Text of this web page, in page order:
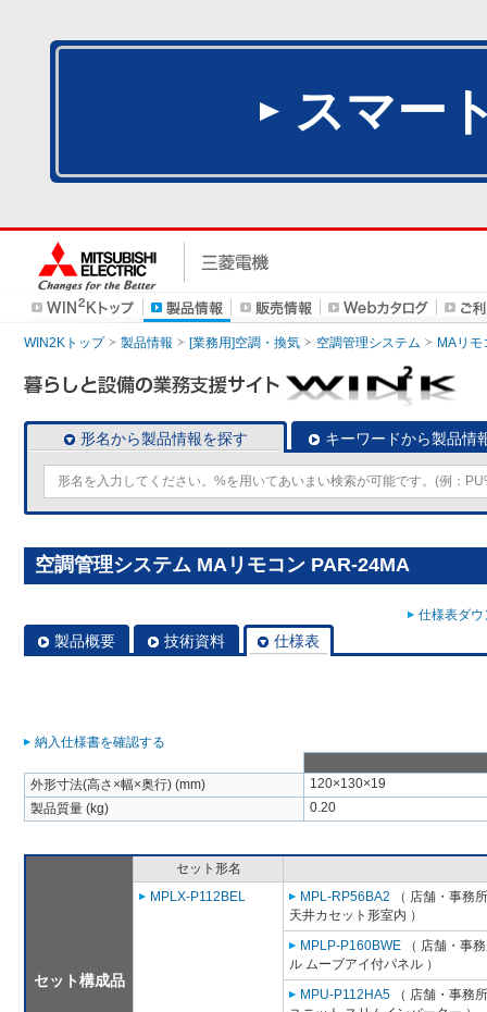
スマー
WIN2Kトップ 製品情報 [業務用]空調・換気 空調管理システム MAリモ
形名から製品情報を探す キーワードから製品情
空調管理システム MAリモコン PAR-24MA
仕様表ダ
製品概要 技術資料 仕様表
納入仕様書を確認する
外形寸法(高さ×幅×奥行) (mm)
120×130×19
製品質量 (kg)
0.20
セット構成品
セット形名
MPLX-P112BEL
MPL-RP56BA2 （ 店舗・事務
天井カセット形室内 ）
MPLP-P160BWE （ 店舗・事
ル ムーブアイ付パネル ）
MPU-P112HA5 （ 店舗・事務